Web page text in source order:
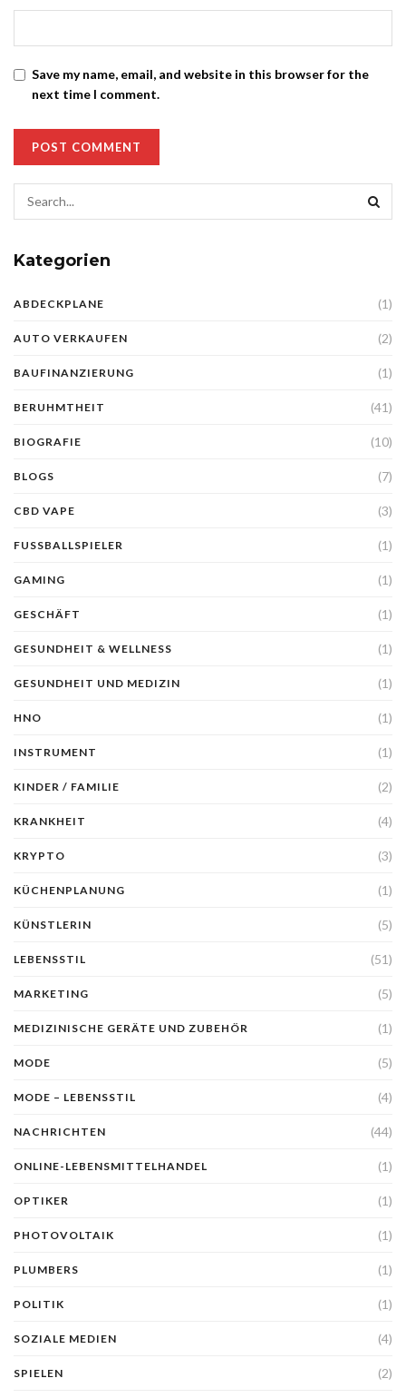
Save my name, email, and website in this browser for the
next time I comment.
Kategorien
ABDECKPLANE (1)
AUTO VERKAUFEN (2)
BAUFINANZIERUNG (1)
BERUHMTHEIT (41)
BIOGRAFIE (10)
BLOGS (7)
CBD VAPE (3)
FUSSBALLSPIELER (1)
GAMING (1)
GESCHÄFT (1)
GESUNDHEIT & WELLNESS (1)
GESUNDHEIT UND MEDIZIN (1)
HNO (1)
INSTRUMENT (1)
KINDER / FAMILIE (2)
KRANKHEIT (4)
KRYPTO (3)
KÜCHENPLANUNG (1)
KÜNSTLERIN (5)
LEBENSSTIL (51)
MARKETING (5)
MEDIZINISCHE GERÄTE UND ZUBEHÖR (1)
MODE (5)
MODE – LEBENSSTIL (4)
NACHRICHTEN (44)
ONLINE-LEBENSMITTELHANDEL (1)
OPTIKER (1)
PHOTOVOLTAIK (1)
PLUMBERS (1)
POLITIK (1)
SOZIALE MEDIEN (4)
SPIELEN (2)